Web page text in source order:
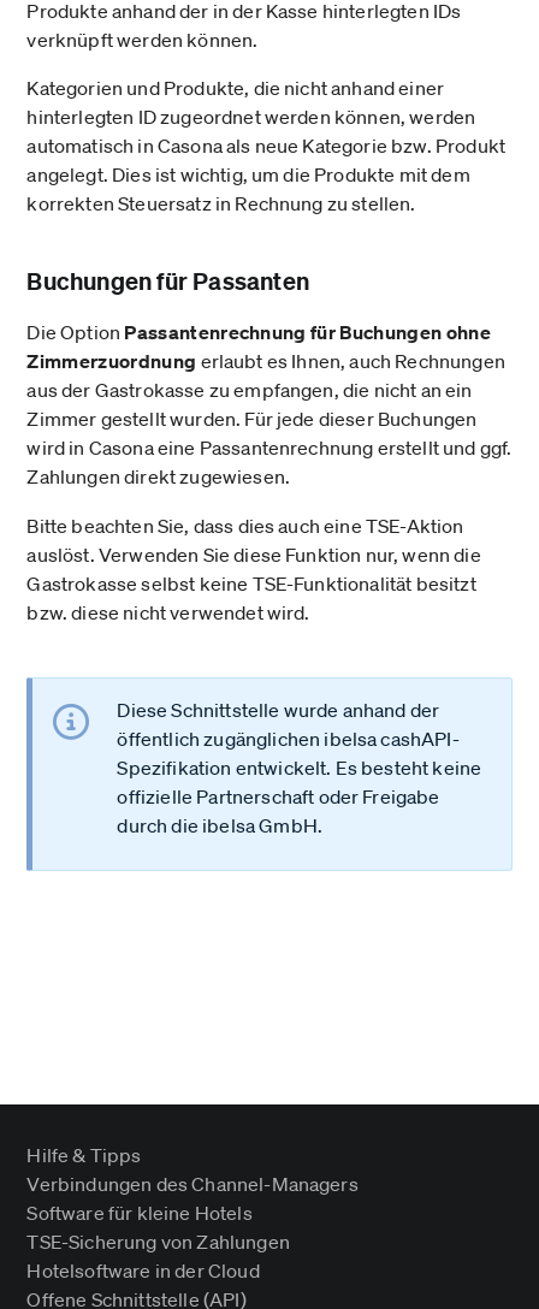
Produkte anhand der in der Kasse hinterlegten IDs
verknüpft werden können.
Kategorien und Produkte, die nicht anhand einer
hinterlegten ID zugeordnet werden können, werden
automatisch in Casona als neue Kategorie bzw. Produkt
angelegt. Dies ist wichtig, um die Produkte mit dem
korrekten Steuersatz in Rechnung zu stellen.
Buchungen für Passanten
Die Option Passantenrechnung für Buchungen ohne
Zimmerzuordnung erlaubt es Ihnen, auch Rechnungen
aus der Gastrokasse zu empfangen, die nicht an ein
Zimmer gestellt wurden. Für jede dieser Buchungen
wird in Casona eine Passantenrechnung erstellt und ggf.
Zahlungen direkt zugewiesen.
Bitte beachten Sie, dass dies auch eine TSE-Aktion
auslöst. Verwenden Sie diese Funktion nur, wenn die
Gastrokasse selbst keine TSE-Funktionalität besitzt
bzw. diese nicht verwendet wird.
Diese Schnittstelle wurde anhand der
öffentlich zugänglichen ibelsa cashAPI-
Spezifikation entwickelt. Es besteht keine
offizielle Partnerschaft oder Freigabe
durch die ibelsa GmbH.
Hilfe & Tipps
Verbindungen des Channel-Managers
Software für kleine Hotels
TSE-Sicherung von Zahlungen
Hotelsoftware in der Cloud
Offene Schnittstelle (API)